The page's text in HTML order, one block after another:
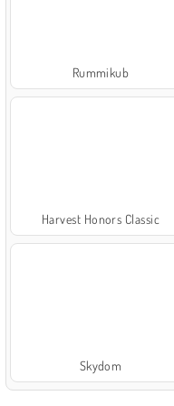
Rummikub
Harvest Honors Classic
Skydom